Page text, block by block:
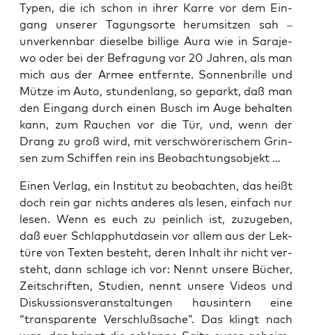
Typen, die ich schon in ihrer Kar­re vor dem Ein­
gang unse­rer Tagungs­or­te her­um­sit­zen sah –
unver­kenn­bar die­sel­be bil­li­ge Aura wie in Sara­je­
wo oder bei der Befra­gung vor 20 Jah­ren, als man
mich aus der Armee ent­fern­te. Son­nen­bril­le und
Müt­ze im Auto, stun­den­lang, so geparkt, daß man
den Ein­gang durch einen Busch im Auge behal­ten
kann, zum Rau­chen vor die Tür, und, wenn der
Drang zu groß wird, mit ver­schwö­re­ri­schem Grin­
sen zum Schif­fen rein ins Beobachtungsobjekt …
Einen Ver­lag, ein Insti­tut zu beob­ach­ten, das heißt
doch rein gar nichts ande­res als lesen, ein­fach nur
lesen. Wenn es euch zu pein­lich ist, zuzu­ge­ben,
daß euer Schlapp­hu­t­da­sein vor allem aus der Lek­
tü­re von Tex­ten besteht, deren Inhalt ihr nicht ver­
steht, dann schla­ge ich vor: Nennt unse­re Bücher,
Zeit­schrif­ten, Stu­di­en, nennt unse­re Vide­os und
Dis­kus­si­ons­ver­an­stal­tun­gen haus­in­tern eine
“trans­pa­ren­te Ver­schluß­sa­che”. Das klingt nach